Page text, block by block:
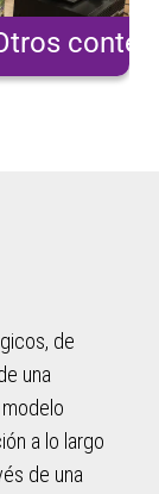
de
una
a lo largo
de una